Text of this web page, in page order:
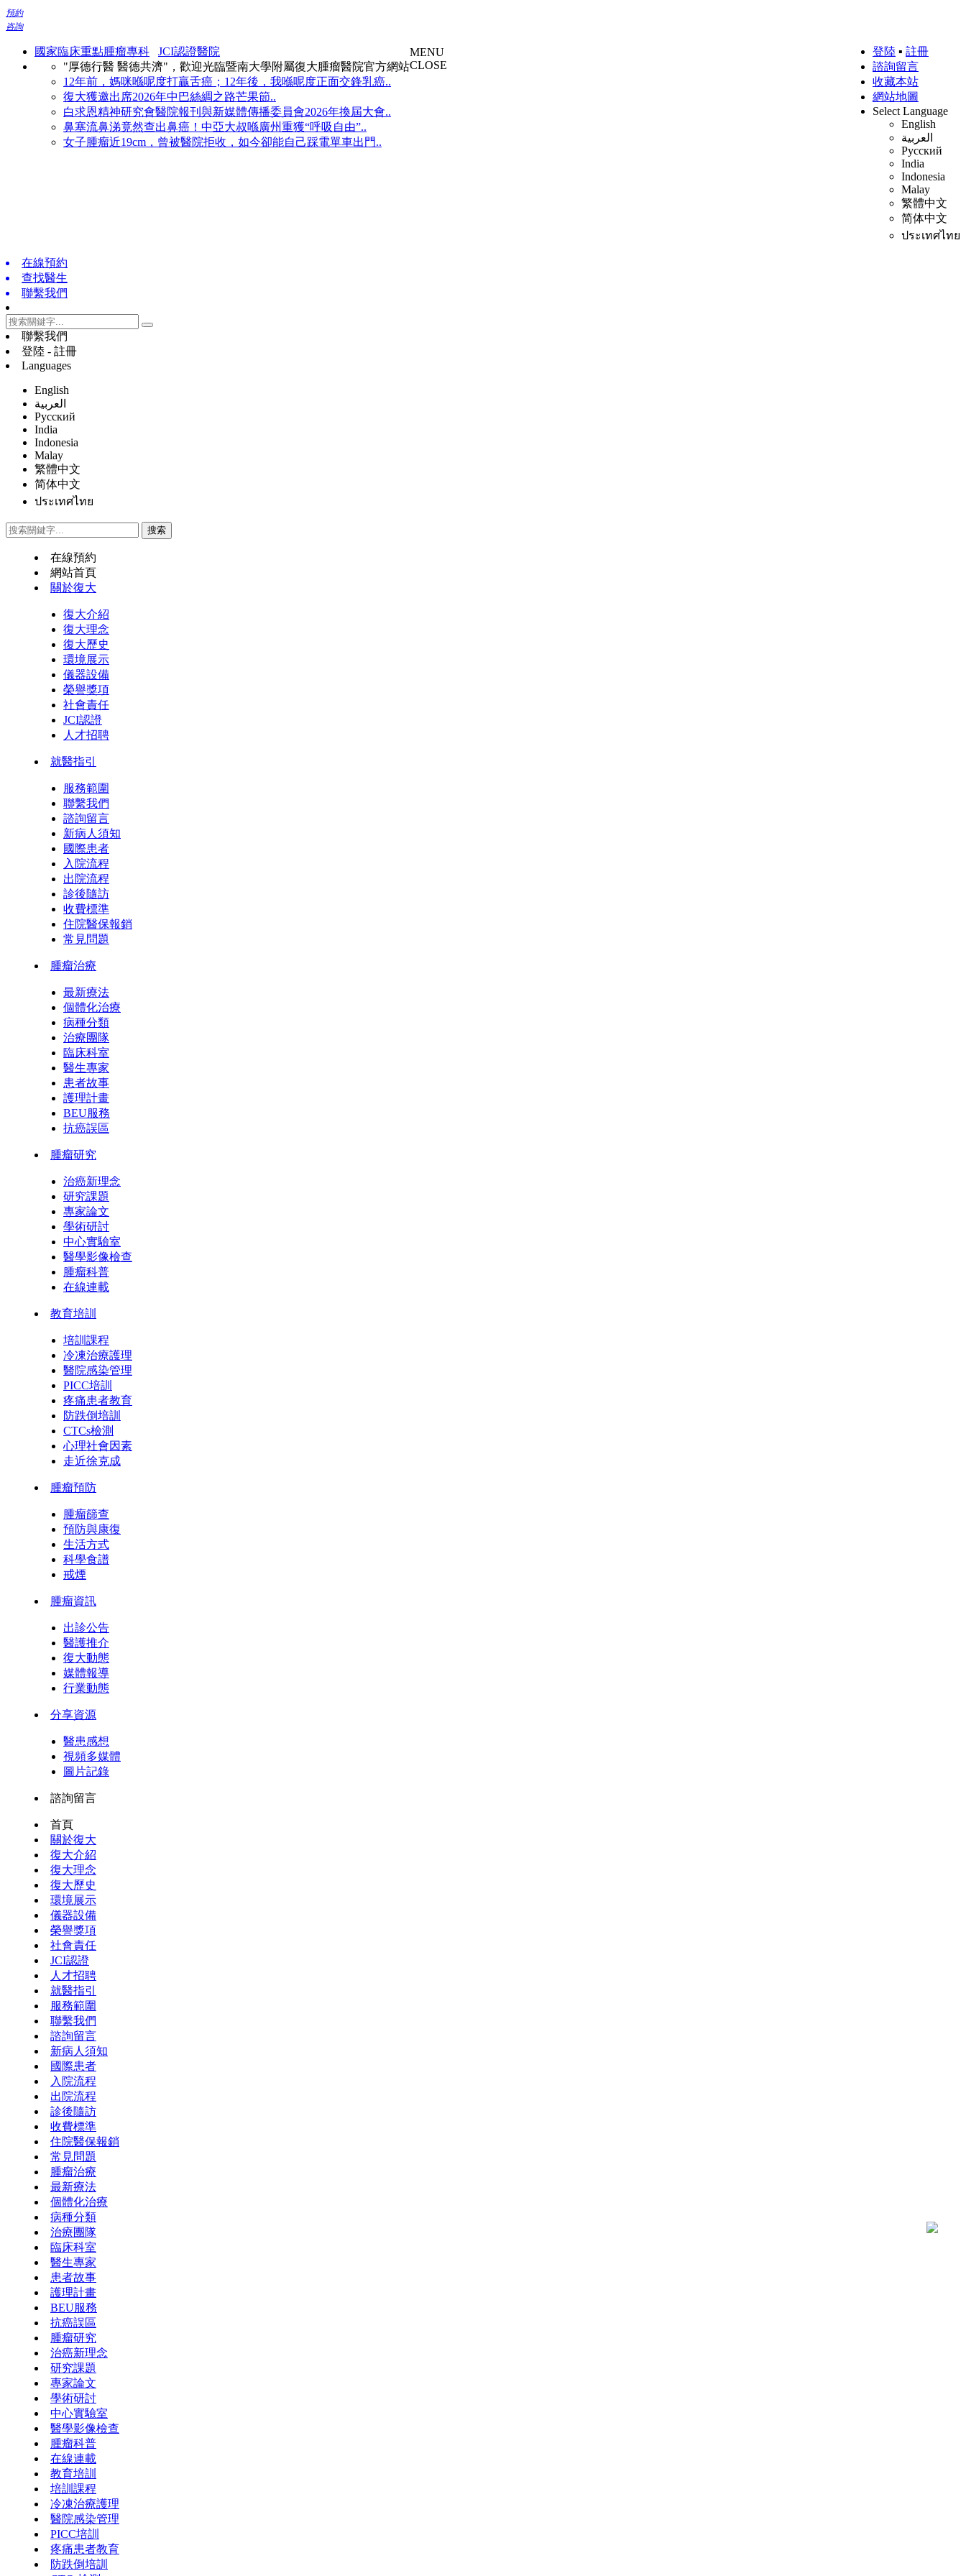
預約
咨詢
國家臨床重點腫瘤專科
JCI認證醫院
"厚德行醫 醫德共濟"，歡迎光臨暨南大學附屬復大腫瘤醫院官方網站
12年前，媽咪喺呢度打贏舌癌；12年後，我喺呢度正面交鋒乳癌..
復大獲邀出席2026年中巴絲綢之路芒果節..
白求恩精神研究會醫院報刊與新媒體傳播委員會2026年換屆大會..
鼻塞流鼻涕竟然查出鼻癌！中亞大叔喺廣州重獲“呼吸自由”..
女子腫瘤近19cm，曾被醫院拒收，如今卻能自己踩電單車出門..
登陸 ▪ 註冊
諮詢留言
收藏本站
網站地圖
Select Language
English
العربية
Русский
India
Indonesia
Malay
繁體中文
简体中文
ประเทศไทย
MENU
CLOSE
在線預約
查找醫生
聯繫我們
聯繫我們
登陸 - 註冊
Languages
English
العربية
Русский
India
Indonesia
Malay
繁體中文
简体中文
ประเทศไทย
在線預約
網站首頁
關於復大
復大介紹
復大理念
復大歷史
環境展示
儀器設備
榮譽獎項
社會責任
JCI認證
人才招聘
就醫指引
服務範圍
聯繫我們
諮詢留言
新病人須知
國際患者
入院流程
出院流程
診後隨訪
收費標準
住院醫保報銷
常見問題
腫瘤治療
最新療法
個體化治療
病種分類
治療團隊
臨床科室
醫生專家
患者故事
護理計畫
BEU服務
抗癌誤區
腫瘤研究
治癌新理念
研究課題
專家論文
學術研討
中心實驗室
醫學影像檢查
腫瘤科普
在線連載
教育培訓
培訓課程
冷凍治療護理
醫院感染管理
PICC培訓
疼痛患者教育
防跌倒培訓
CTCs檢測
心理社會因素
走近徐克成
腫瘤預防
腫瘤篩查
預防與康復
生活方式
科學食譜
戒煙
腫瘤資訊
出診公告
醫護推介
復大動態
媒體報導
行業動態
分享資源
醫患感想
視頻多媒體
圖片記錄
諮詢留言
首頁
關於復大
復大介紹
復大理念
復大歷史
環境展示
儀器設備
榮譽獎項
社會責任
JCI認證
人才招聘
就醫指引
服務範圍
聯繫我們
諮詢留言
新病人須知
國際患者
入院流程
出院流程
診後隨訪
收費標準
住院醫保報銷
常見問題
腫瘤治療
最新療法
個體化治療
病種分類
治療團隊
臨床科室
醫生專家
患者故事
護理計畫
BEU服務
抗癌誤區
腫瘤研究
治癌新理念
研究課題
專家論文
學術研討
中心實驗室
醫學影像檢查
腫瘤科普
在線連載
教育培訓
培訓課程
冷凍治療護理
醫院感染管理
PICC培訓
疼痛患者教育
防跌倒培訓